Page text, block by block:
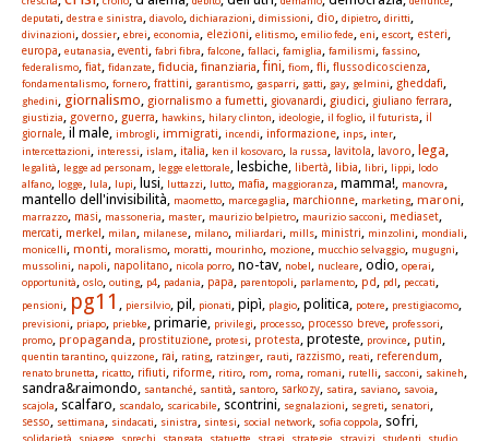
deputati, destra e sinistra, diavolo, dichiarazioni, dimissioni, dio, dipietro, diritti,
divinazioni, dossier, ebrei, economia, elezioni, elitismo, emilio fede, eni, escort, esteri,
europa, eutanasia, eventi, fabri fibra, falcone, fallaci, famiglia, familismi, fassino,
federalismo, fiat, fidanzate, fiducia, finanziaria,fini, fiom, fli, flussodicoscienza,
fondamentalismo, fornero, frattini, garantismo, gasparri, gatti, gay, gelmini, gheddafi,
ghedini, giornalismo, giornalismo a fumetti, giovanardi, giudici, giuliano ferrara,
giustizia, governo, guerra, hawkins, hilary clinton, ideologie, il foglio, il futurista, il
giornale, il male, imbrogli, immigrati, incendi, informazione, inps, inter,
intercettazioni, interessi, islam, italia, ken il kosovaro, la russa, lavitola, lavoro, lega,
legalità, legge ad personam, legge elettorale, lesbiche, libertà, libia, libri, lippi, lodo
alfano, logge, lula, lupi, lusi, luttazzi, lutto, mafia, maggioranza, mamma!, manovra,
mantello dell'invisibilità, maometto, marcegaglia, marchionne, marketing, maroni,
marrazzo, masi, massoneria, master, maurizio belpietro, maurizio sacconi, mediaset,
mercati, merkel, milan, milanese, milano, miliardari, mills, ministri, minzolini, mondiali,
monicelli, monti, moralismo, moratti, mourinho, mozione, mucchio selvaggio, mugugni,
mussolini, napoli, napolitano, nicola porro, no-tav, nobel, nucleare, odio, operai,
opportunità, oslo, outing, p4, padania, papa, parentopoli, parlamento, pd, pdl, peccati,
pensioni, pg11 , piersilvio, pil, pionati, pipì, plagio, politica, potere, prestigiacomo,
previsioni, priapo, priebke, primarie, privilegi, processo, processo breve, professori,
promo, propaganda, prostituzione, protesi, protesta, proteste, province, putin,
quentin tarantino, quizzone, rai, rating, ratzinger, rauti, razzismo, reati, referendum,
renato brunetta, ricatto, rifiuti, riforme, ritiro, rom, roma, romani, rutelli, sacconi, sakineh,
sandra&raimondo, santanché, santità, santoro, sarkozy, satira, saviano, savoia,
scajola, scalfaro, scandalo, scaricabile, scontrini, segnalazioni, segreti, senatori,
sesso, settimana, sindacati, sinistra, sintesi, social network, sofia coppola, sofri,
solidarietà spiagge sprechi stangata statuette stragi strategie stravizi studenti studio